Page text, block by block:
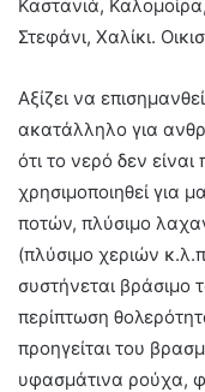
Καστανιά,
Στεφάνι, Χαλίκι.
Αξίζει να
ακατάλληλο για
ότι το νερό δεν
χρησιμοποιηθεί για
ποτών, πλύσιμο
(πλύσιμο χεριών
συστήνεται βράσιμο
περίπτωση
προηγείται του
υφασμάτινα ρούχα,